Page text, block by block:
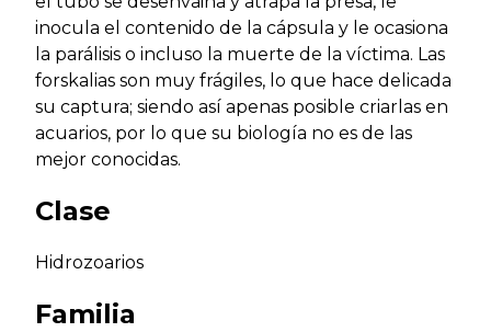
inocula el contenido de la cápsula y le ocasiona
la parálisis o incluso la muerte de la víctima. Las
forskalias son muy frágiles, lo que hace delicada
su captura; siendo así apenas posible criarlas en
acuarios, por lo que su biología no es de las
mejor conocidas.
Clase
Hidrozoarios
Familia